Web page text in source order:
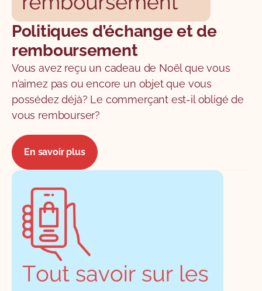
Politiques d’échange et de
remboursement
Vous avez reçu un cadeau de Noël que vous
n’aimez pas ou encore un objet que vous
possédez déjà? Le commerçant est-il obligé de
vous rembourser?
En savoir plus